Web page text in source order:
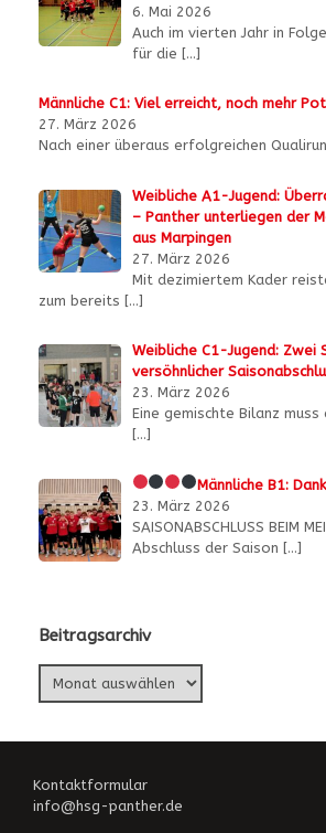
6. Mai 2026
Auch im vierten Jahr in
für die […]
Männliche C1: Viel erreicht, noch mehr
27. März 2026
Nach einer überaus erfolgreichen
Weibliche A1-Jugend:
– Panther unterliegen der
aus Marpingen
27. März 2026
Mit dezimiertem Kader
zum bereits […]
Weibliche C1-Jugend: Zwei
versöhnlicher
23. März 2026
Eine gemischte Bilanz
[…]
Männliche B1:
23. März 2026
SAISONABSCHLUSS BEIM
Abschluss der Saison […]
Beitragsarchiv
Kontaktformular
info@hsg-panther.de